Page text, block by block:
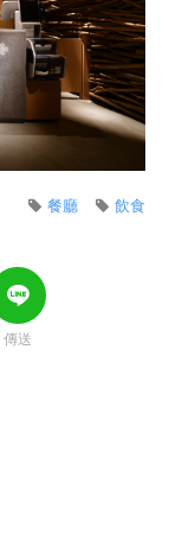
飲食
餐廳
傳送